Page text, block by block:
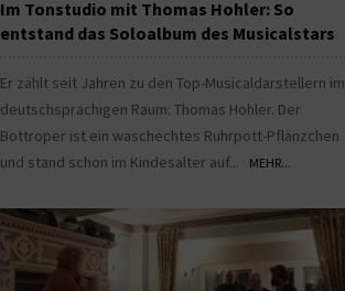
Im Tonstudio mit Thomas Hohler: So
entstand das Soloalbum des Musicalstars
Er zählt seit Jahren zu den Top-Musicaldarstellern im
deutschsprachigen Raum: Thomas Hohler. Der
Bottroper ist ein waschechtes Ruhrpott-Pflänzchen
und stand schon im Kindesalter auf...
MEHR...